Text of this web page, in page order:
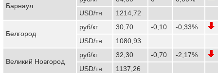
Барнаул
USD/тн
1214,72
Белгород
руб/кг 30,70 -0,10
-0,33%
USD/тн
1080,93
Великий Новгород
руб/кг 32,30 -0,70
-2,17%
USD/тн
1137,26